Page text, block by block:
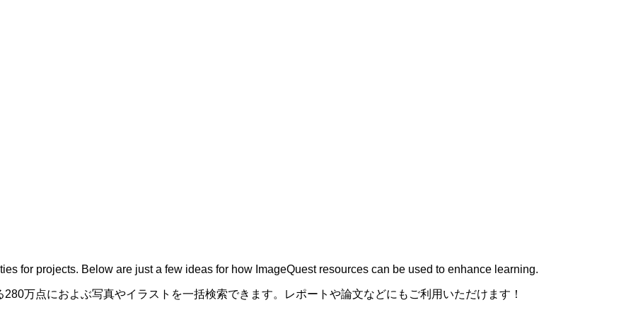
for projects. Below are just a few ideas for how ImageQuest resources can be used to enhance learning.
万点におよぶ写真やイラストを一括検索できます。レポートや論文などにもご利用いただけます！